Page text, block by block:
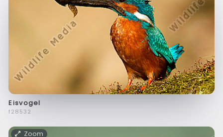
Eisvogel
f28532
Zoom